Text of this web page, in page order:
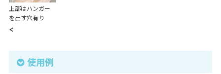
上部はハンガー
を出す穴有り
<
使用例